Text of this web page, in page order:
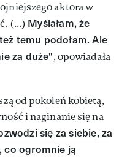
aktora w
(...) Myślałam, że
temu podołam. Ale
za duże", opowiadała
od pokoleń kobietą,
i naginanie się na
się za siebie, za
co ogromnie ją